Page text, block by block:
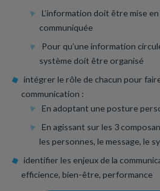
L’information doit être mise
communiquée
Pour qu’une information
système doit être organisé
intégrer le rôle de chacun pour
communication :
En adoptant une posture
En agissant sur les 3
les personnes, le message, le
identifier les enjeux de la
efficience, bien-être, performance